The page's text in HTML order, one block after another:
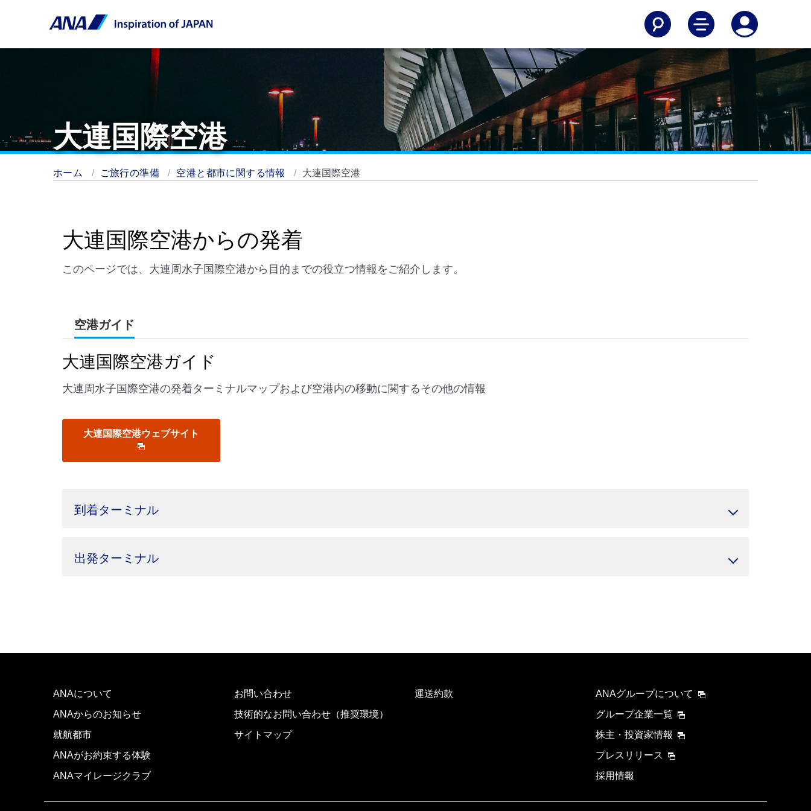
大連国際空港
ホーム ご旅行の準備 空港と都市に関する情報 大連国際空港
大連国際空港からの発着
このページでは、大連周水子国際空港から目的までの役立つ情報をご紹介します。
空港ガイド
大連国際空港ガイド
大連周水子国際空港の発着ターミナルマップおよび空港内の移動に関するその他の情報
大連国際空港ウェブサイト
到着ターミナル
出発ターミナル
ANAについて
ANAからのお知らせ
就航都市
ANAがお約束する体験
ANAマイレージクラブ
お問い合わせ
技術的なお問い合わせ（推奨環境）
サイトマップ
運送約款
ANAグループについて
グループ企業一覧
株主・投資家情報
プレスリリース
採用情報